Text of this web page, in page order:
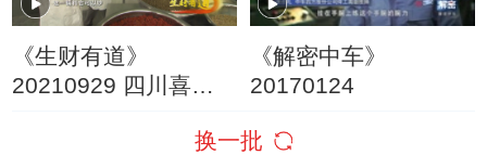
《生财有道》
20210929 四川喜
《解密中车》
20170124
换一批